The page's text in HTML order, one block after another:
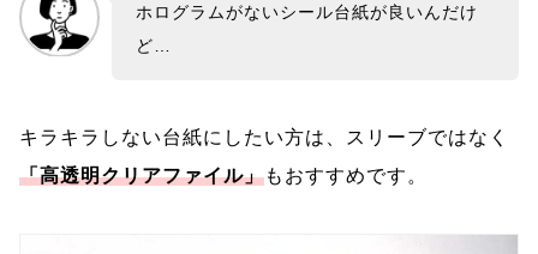
ホログラムがないシール台紙が良いんだけ
ど…
キラキラしない台紙にしたい方は、スリーブではなく
「高透明クリアファイル」もおすすめです。